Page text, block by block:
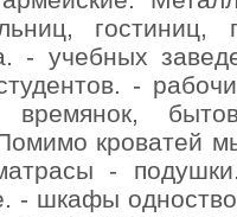
гостиниц,
- учебных
-
времянок,
кроватей
-
- шкафы